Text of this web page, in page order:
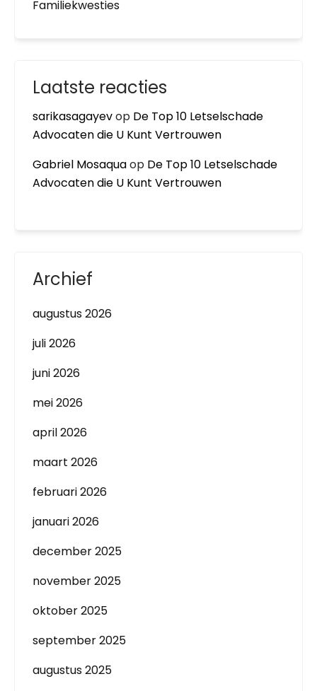
Familiekwesties
Laatste reacties
sarikasagayevop De Top 10 Letselschade
Advocaten die U Kunt Vertrouwen
Gabriel Mosaquaop De Top 10 Letselschade
Advocaten die U Kunt Vertrouwen
Archief
augustus 2026
juli 2026
juni 2026
mei 2026
april 2026
maart 2026
februari 2026
januari 2026
december 2025
november 2025
oktober 2025
september 2025
augustus 2025